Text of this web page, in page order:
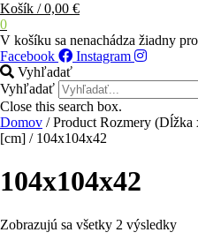
Košík /0,00 €
0
V košíku sa nenachádza žiadny
Facebook
Instagram
Vyhľadať
Vyhľadať
Close this search box.
Domov / Product Rozmery
[cm] / 104x104x42
104x104x42
Zobrazujú sa všetky 2 výsledky